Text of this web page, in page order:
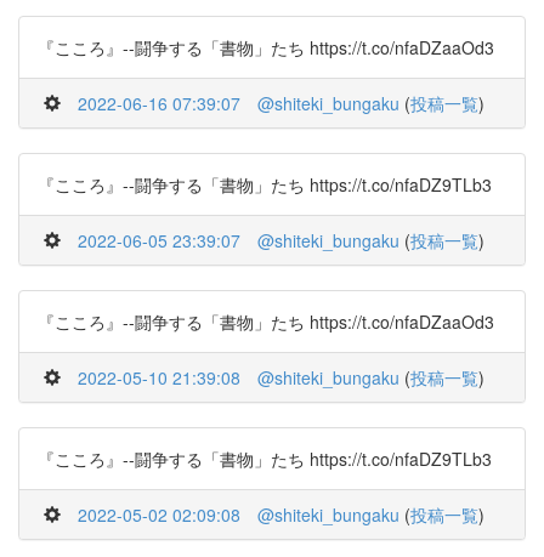
『こころ』--闘争する「書物」たち https://t.co/nfaDZaaOd3
2022-06-16 07:39:07 @shiteki_bungaku (投稿一覧)
『こころ』--闘争する「書物」たち https://t.co/nfaDZ9TLb3
2022-06-05 23:39:07 @shiteki_bungaku (投稿一覧)
『こころ』--闘争する「書物」たち https://t.co/nfaDZaaOd3
2022-05-10 21:39:08 @shiteki_bungaku (投稿一覧)
『こころ』--闘争する「書物」たち https://t.co/nfaDZ9TLb3
2022-05-02 02:09:08 @shiteki_bungaku (投稿一覧)